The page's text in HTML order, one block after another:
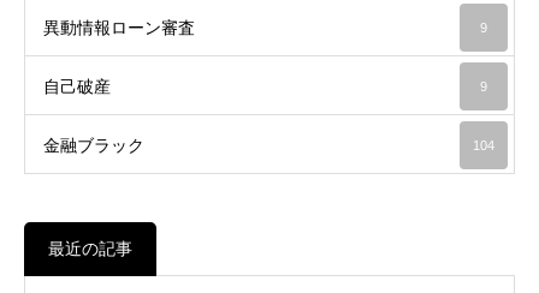
異動情報ローン審査 9
自己破産 9
金融ブラック 104
最近の記事